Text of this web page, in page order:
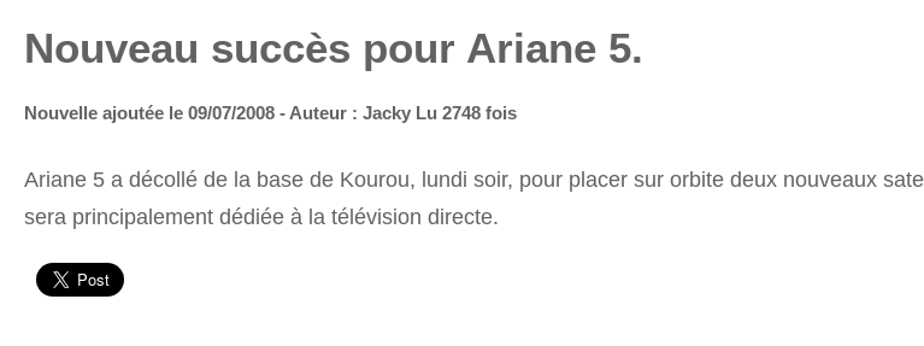
Nouveau succès pour Ariane 5.
Nouvelle ajoutée le 09/07/2008 - Auteur : Jacky Lu 2748 fois
Ariane 5 a décollé de la base de Kourou, lundi soir, pour placer sur orbite deux nouveaux
sera principalement dédiée à la télévision directe.